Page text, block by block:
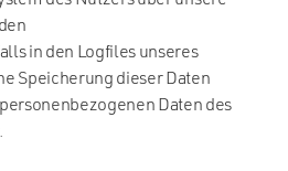
in den Logfiles unseres
Speicherung dieser Daten
Daten des